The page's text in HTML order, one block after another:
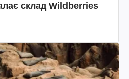
склад Wildberries